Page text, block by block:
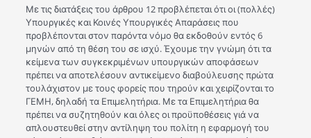
Με τις διατάξεις του άρθρου 12 προβλέπεται ότι οι (πολλές)
Υπουργικές και Κοινές Υπουργικές Απαράσεις που
προβλέπονται στον παρόvτα νόμο θα εκδοθούν εντός 6
μηνών από τη θέση του σε ισχύ. Έχουμε την γνώμη ότι τα
κείμενα των συγκεκριμένων υπουργικών αποφάσεων
πρέπει να αποτελέσουν αντικείμενο διαβούλευσης πρώτα
τουλάχιστον με τους φορείς που τηρούv και χειρίζονται το
ΓΕΜΗ, δηλαδή τα Επιμελητήρια. Με τα Επιμελητήρια θα
πρέπει να συζητηθούν και όλες οι προϋποθέσεις γιά να
απλουστευθεί στην αvτίληψη του πολίτη η εφαρμογή του